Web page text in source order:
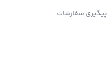
پیگیری سفارشات